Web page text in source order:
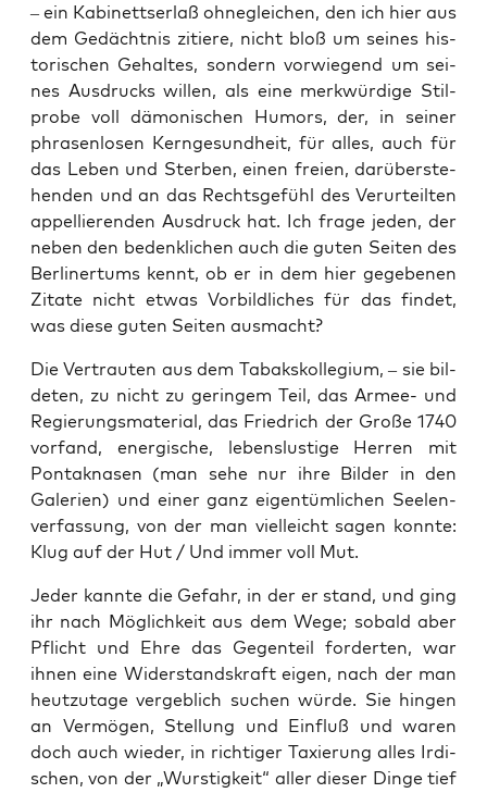
– ein Kabi­netts­er­laß ohne­glei­chen, den ich hier aus
dem Gedächt­nis zitie­re, nicht bloß um sei­nes his­
to­ri­schen Gehal­tes, son­dern vor­wie­gend um sei­
nes Aus­drucks wil­len, als eine merk­wür­di­ge Stil­
pro­be voll dämo­ni­schen Humors, der, in sei­ner
phra­sen­lo­sen Kern­ge­sund­heit, für alles, auch für
das Leben und Ster­ben, einen frei­en, dar­über­ste­
hen­den und an das Rechts­ge­fühl des Ver­ur­teil­ten
appel­lie­ren­den Aus­druck hat. Ich fra­ge jeden, der
neben den bedenk­li­chen auch die guten Sei­ten des
Ber­li­ner­tums kennt, ob er in dem hier gege­be­nen
Zita­te nicht etwas Vor­bild­li­ches für das fin­det,
was die­se guten Sei­ten ausmacht?
Die Ver­trau­ten aus dem Tabaks­kol­le­gi­um, – sie bil­
de­ten, zu nicht zu gerin­gem Teil, das Armee- und
Regie­rungs­ma­te­ri­al, das Fried­rich der Gro­ße 1740
vor­fand, ener­gi­sche, lebens­lus­ti­ge Her­ren mit
Pon­ta­k­na­sen (man sehe nur ihre Bil­der in den
Gale­rien) und einer ganz eigen­tüm­li­chen See­len­
ver­fas­sung, von der man viel­leicht sagen konn­te:
Klug auf der Hut / Und immer voll Mut.
Jeder kann­te die Gefahr, in der er stand, und ging
ihr nach Mög­lich­keit aus dem Wege; sobald aber
Pflicht und Ehre das Gegen­teil for­der­ten, war
ihnen eine Wider­stands­kraft eigen, nach der man
heut­zu­ta­ge ver­geb­lich suchen wür­de. Sie hin­gen
an Ver­mö­gen, Stel­lung und Ein­fluß und waren
doch auch wie­der, in rich­ti­ger Taxie­rung alles Irdi­
schen, von der „Wurs­tig­keit“ aller die­ser Din­ge tief